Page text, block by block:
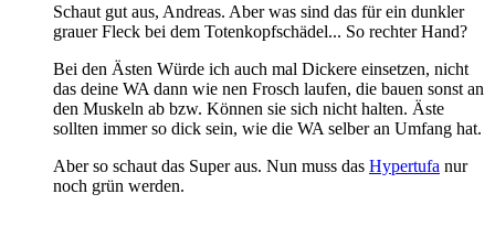
Schaut gut aus, Andreas. Aber was sind das für ein dunkler
grauer Fleck bei dem Totenkopfschädel... So rechter Hand?
Bei den Ästen Würde ich auch mal Dickere einsetzen, nicht
das deine WA dann wie nen Frosch laufen, die bauen sonst an
den Muskeln ab bzw. Können sie sich nicht halten. Äste
sollten immer so dick sein, wie die WA selber an Umfang hat.
Aber so schaut das Super aus. Nun muss das Hypertufa nur
noch grün werden.